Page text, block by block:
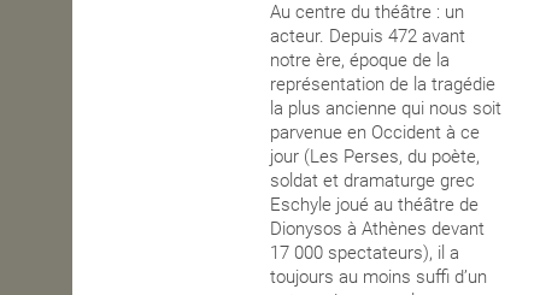
Au centre du théâtre : un
acteur. Depuis 472 avant
notre ère, époque de la
représentation de la tragédie
la plus ancienne qui nous soit
parvenue en Occident à ce
jour (Les Perses, du poète,
soldat et dramaturge grec
Eschyle joué au théâtre de
Dionysos à Athènes devant
17 000 spectateurs), il a
toujours au moins suffi d’un